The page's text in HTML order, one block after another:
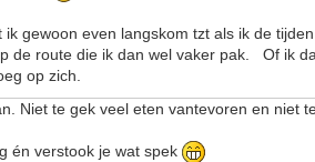
ik gewoon even langskom tzt als ik de
de route die ik dan wel vaker pak. Of ik
op zich.
Niet te gek veel eten vantevoren en niet
én verstook je wat spek